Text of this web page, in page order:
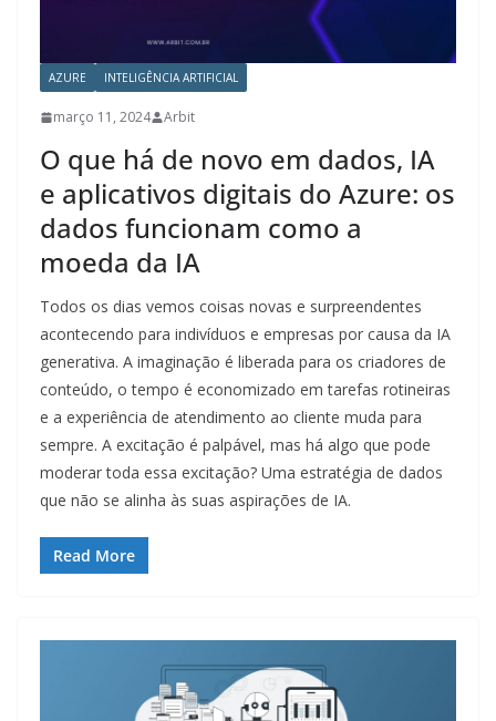
AZURE INTELIGÊNCIA ARTIFICIAL
março 11, 2024 Arbit
O que há de novo em dados, IA
e aplicativos digitais do Azure: os
dados funcionam como a
moeda da IA
Todos os dias vemos coisas novas e surpreendentes
acontecendo para indivíduos e empresas por causa da IA ​​
generativa. A imaginação é liberada para os criadores de
conteúdo, o tempo é economizado em tarefas rotineiras
e a experiência de atendimento ao cliente muda para
sempre. A excitação é palpável, mas há algo que pode
moderar toda essa excitação? Uma estratégia de dados
que não se alinha às suas aspirações de IA.
Read More